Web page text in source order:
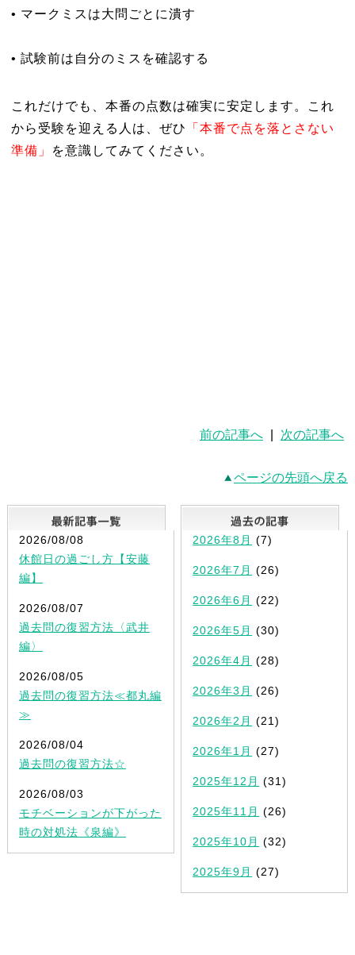
• マークミスは大問ごとに潰す
• 試験前は自分のミスを確認する
これだけでも、本番の点数は確実に安定します。これ
から受験を迎える人は、ぜひ
「本番で点を落とさない
準備」
を意識してみてください。
前の記事へ 次の記事へ
ページの先頭へ戻る
最新記事一覧
2026/08/08
休館日の過ごし方【安藤
編】
2026/08/07
過去問の復習方法〈武井
編〉
2026/08/05
過去問の復習方法≪都丸編
≫
2026/08/04
過去問の復習方法☆
2026/08/03
モチベーションが下がった
時の対処法《泉編》
2026年8月 (7)
2026年7月 (26)
2026年6月 (22)
2026年5月 (30)
2026年4月 (28)
2026年3月 (26)
2026年2月 (21)
2026年1月 (27)
2025年12月 (31)
2025年11月 (26)
2025年10月 (32)
2025年9月 (27)